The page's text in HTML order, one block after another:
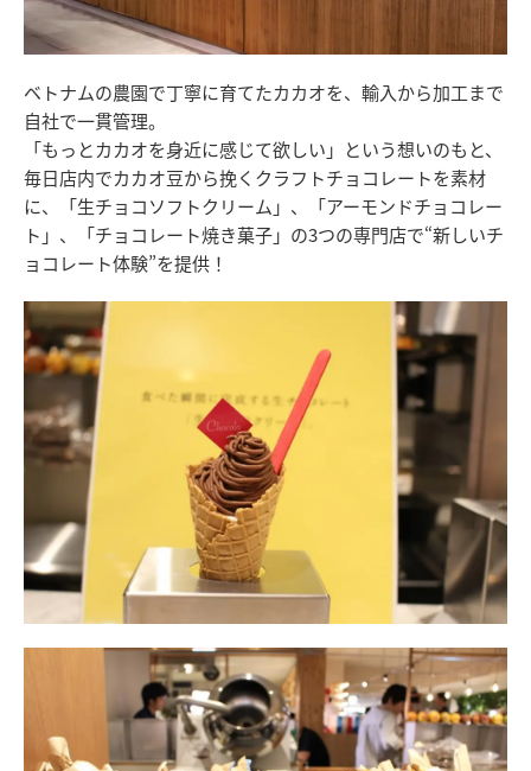
ベトナムの農園で丁寧に育てたカカオを、輸入から加工まで
自社で一貫管理。
「もっとカカオを身近に感じて欲しい」という想いのもと、
毎日店内でカカオ豆から挽くクラフトチョコレートを素材
に、「生チョコソフトクリーム」、「アーモンドチョコレー
ト」、「チョコレート焼き菓子」の3つの専門店で“新しいチ
ョコレート体験”を提供！